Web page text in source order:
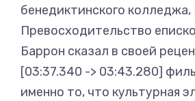
бенедиктинского колледжа,
Превосходительство
Баррон сказал в своей
[03:37.340 -> 03:43.280]
именно то, что культурная